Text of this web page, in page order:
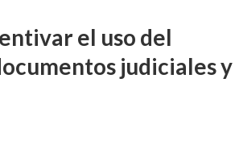
el uso del
judiciales y